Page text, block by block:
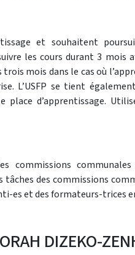
et souhaitent
les cours durant 3 mois
mois dans le cas où
L’USFP se tient
place d’apprentissage.
commissions
des commissions
es et des formateurs-trices
DIZEKO-